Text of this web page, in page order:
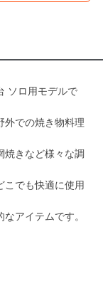
ソロ用モデルで
外での焼き物料理
焼きなど様々な調
こでも快適に使用
アイテムです。